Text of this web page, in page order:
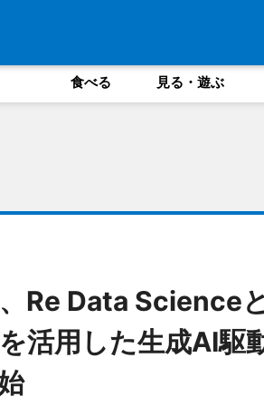
食べる 見る・遊ぶ
Re Data Science
活用した生成AI駆